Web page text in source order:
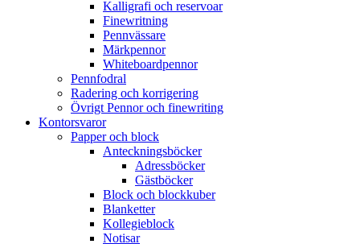
Kalligrafi och reservoar
Finewritning
Pennvässare
Märkpennor
Whiteboardpennor
Pennfodral
Radering och korrigering
Övrigt Pennor och finewriting
Kontorsvaror
Papper och block
Anteckningsböcker
Adressböcker
Gästböcker
Block och blockkuber
Blanketter
Kollegieblock
Notisar